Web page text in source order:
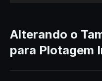
Alterando o
para Plotagem